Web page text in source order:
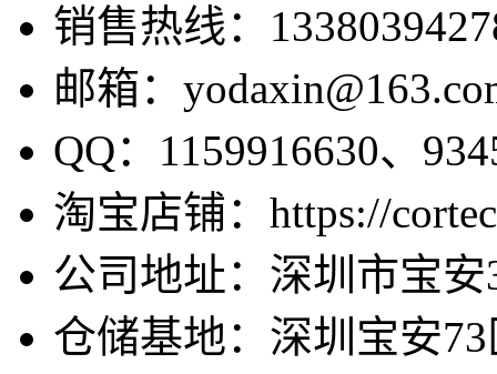
销售热线：
邮箱：
QQ：1159916630、
淘宝店铺：https://
公司地址：深圳市宝
仓储基地：深圳宝安